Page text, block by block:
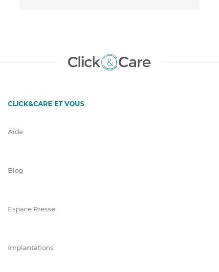
CLICK&CARE ET VOUS
Aide
Blog
Espace Presse
Implantations